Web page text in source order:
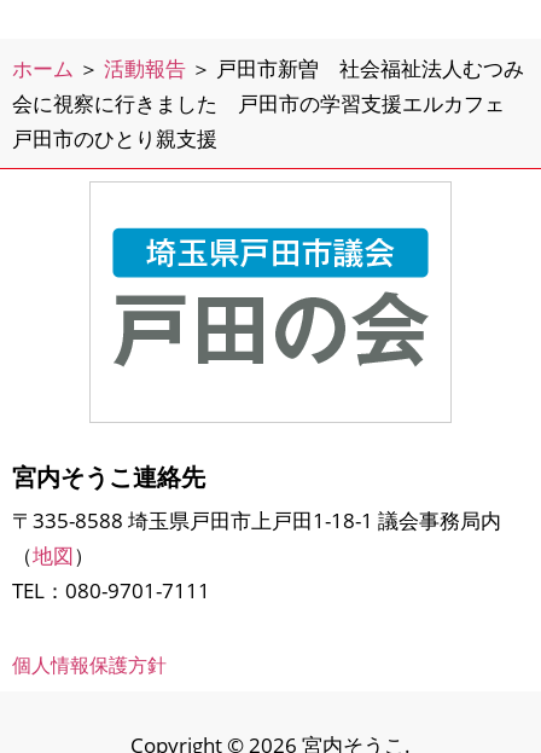
ホーム ＞ 活動報告 ＞ 戸田市新曽 社会福祉法人むつみ
会に視察に行きました 戸田市の学習支援エルカフェ
戸田市のひとり親支援
宮内そうこ連絡先
〒335-8588 埼玉県戸田市上戸田1-18-1 議会事務局内
（地図）
TEL：080-9701-7111
個人情報保護方針
Copyright © 2026 宮内そうこ.